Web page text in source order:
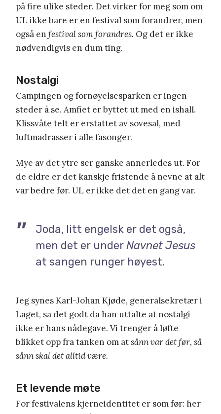
på fire ulike steder. Det virker for meg som om
UL ikke bare er en festival som forandrer, men
også en festival som forandres. Og det er ikke
nødvendigvis en dum ting.
Nostalgi
Campingen og fornøyelsesparken er ingen
steder å se. Amfiet er byttet ut med en ishall.
Klissvåte telt er erstattet av sovesal, med
luftmadrasser i alle fasonger.
Mye av det ytre ser ganske annerledes ut. For
de eldre er det kanskje fristende å nevne at alt
var bedre før. UL er ikke det det en gang var.
Joda, litt engelsk er det også,
men det er underNavnet Jesus
at sangen runger høyest.
Jeg synes Karl-Johan Kjøde, generalsekretær i
Laget, sa det godt da han uttalte at nostalgi
ikke er hans nådegave. Vi trenger å løfte
blikket opp fra tanken om atsånn var det før, så
sånn skal det alltid være.
Et levende møte
For festivalens kjerneidentitet er som før: her